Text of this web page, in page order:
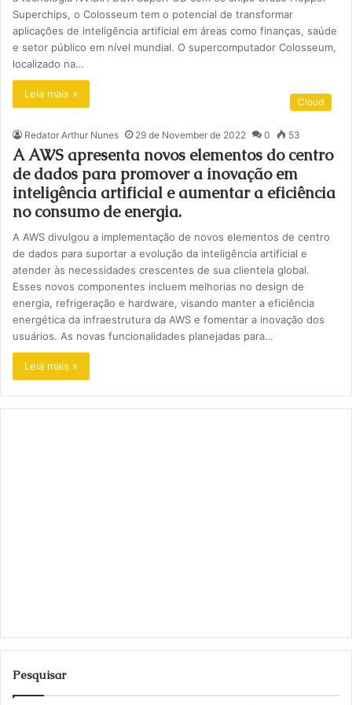
Superchips, o Colosseum tem o potencial de transformar
aplicações de inteligência artificial em áreas como finanças, saúde
e setor público em nível mundial. O supercomputador Colosseum,
localizado na…
Leia mais »
Cloud
Redator Arthur Nunes 29 de November de 2022 0 53
A AWS apresenta novos elementos do centro
de dados para promover a inovação em
inteligência artificial e aumentar a eficiência
no consumo de energia.
A AWS divulgou a implementação de novos elementos de centro
de dados para suportar a evolução da inteligência artificial e
atender às necessidades crescentes de sua clientela global.
Esses novos componentes incluem melhorias no design de
energia, refrigeração e hardware, visando manter a eficiência
energética da infraestrutura da AWS e fomentar a inovação dos
usuários. As novas funcionalidades planejadas para…
Leia mais »
Pesquisar